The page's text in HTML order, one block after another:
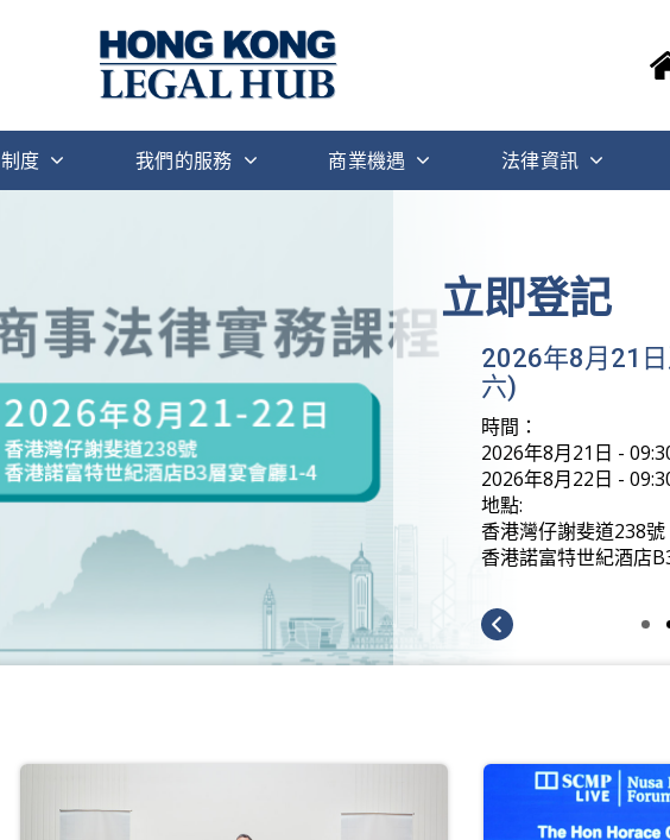
度 我們的服務 商業機遇 法律資訊
立即登記
2026年8月21
六)
時間：
2026年8月21日 -
2026年8月22日 -
地點:
香港灣仔謝斐道238號
香港諾富特世紀酒店